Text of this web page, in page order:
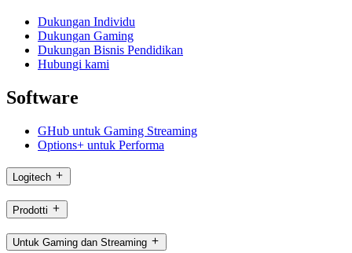
Dukungan Individu
Dukungan Gaming
Dukungan Bisnis Pendidikan
Hubungi kami
Software
GHub untuk Gaming Streaming
Options+ untuk Performa
Logitech
Prodotti
Untuk Gaming dan Streaming